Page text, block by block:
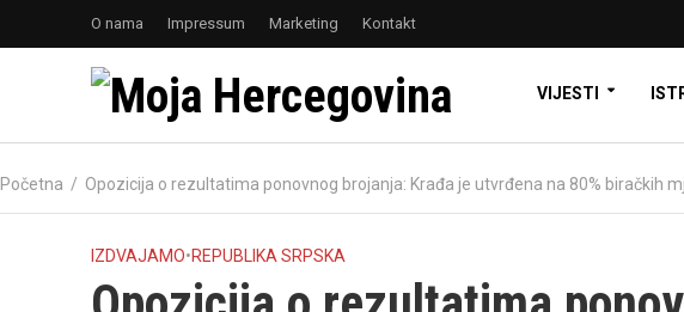
O nama Impressum Marketing Kontakt
VIJESTI
Početna / Opozicija o rezultatima ponovnog brojanja: Krađa je utvrđena na 80% biračkih
IZDVAJAMO•REPUBLIKA SRPSKA